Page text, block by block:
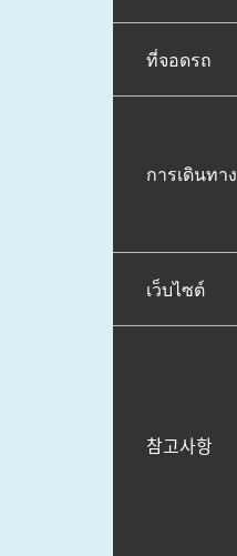
ที่จอดรถ
การเดินทาง
เว็บไซต์
참고사항